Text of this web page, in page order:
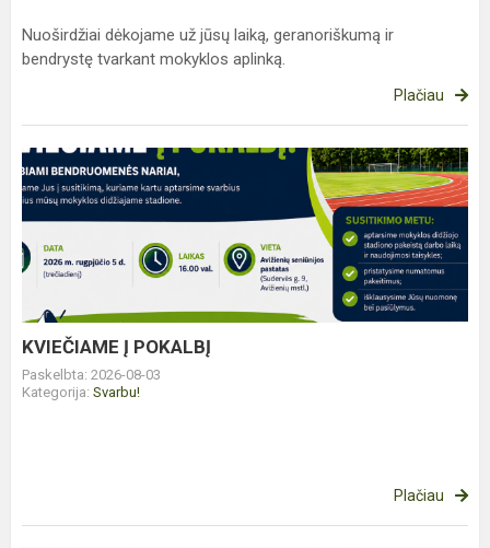
Nuoširdžiai dėkojame už jūsų laiką, geranoriškumą ir
bendrystę tvarkant mokyklos aplinką.
Plačiau
KVIEČIAME
Į
POKALBĮ
KVIEČIAME Į POKALBĮ
Paskelbta: 2026-08-03
Kategorija: Svarbu!
Plačiau